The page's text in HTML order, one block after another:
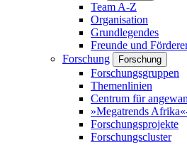
Team A-Z
Organisation
Grundlegendes
Freunde und
Forschung
Forschung
Forschungsgruppen
Themenlinien
Centrum für
»Megatrends
Forschungsprojekte
Forschungscluster